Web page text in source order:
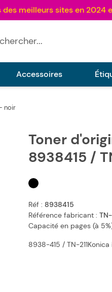
Accessoires
noir
Toner
8938415 /
Réf : 8938415
Référence fabricant : TN-
Capacité en pages (à
8938-415 / TN-